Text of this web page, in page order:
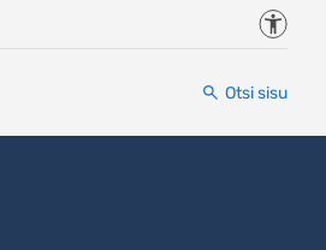
Otsi sisu